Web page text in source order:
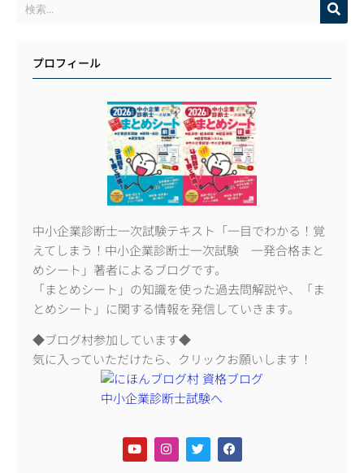
プロフィール
中小企業診断士一次試験テキスト「一目でわかる！覚
えてしまう！中小企業診断士一次試験 一発合格まと
めシート」著者によるブログです。
「まとめシート」の知識を使った過去問解説や、「ま
とめシート」に関する情報を発信していきます。
◆ブログ村参加しています◆
気に入っていただけたら、クリックお願いします！